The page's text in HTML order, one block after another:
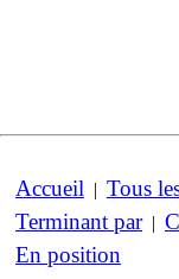
Accueil | Tous
Terminant par|
En position